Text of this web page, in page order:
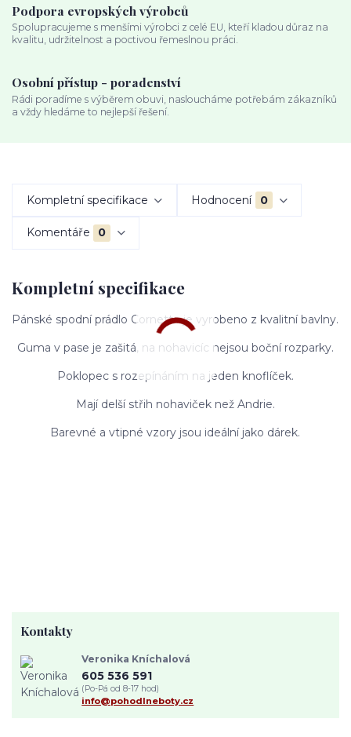
Podpora evropských výrobců
Spolupracujeme s menšími výrobci z celé EU, kteří kladou důraz na
kvalitu, udržitelnost a poctivou řemeslnou práci.
Osobní přístup - poradenství
Rádi poradíme s výběrem obuvi, nasloucháme potřebám zákazníků
a vždy hledáme to nejlepší řešení.
Kompletní specifikace Hodnocení 0
Komentáře 0
Kompletní specifikace
Pánské spodní prádlo Cornette je vyrobeno z kvalitní bavlny.
Guma v pase je zašitá, na nohavicíc nejsou boční rozparky.
Poklopec s rozepínáním na jeden knoflíček.
Mají delší střih nohaviček než Andrie.
Barevné a vtipné vzory jsou ideální jako dárek.
Kontakty
Veronika Kníchalová
605 536 591
(Po-Pá od 8-17 hod)
info@pohodlneboty.cz